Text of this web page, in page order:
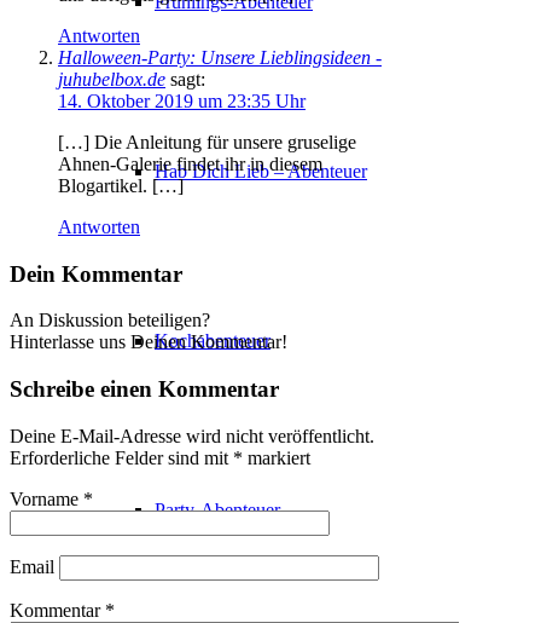
Hab Dich Lieb – Abenteuer
Kochabenteuer
Party-Abenteuer
Antworten
Halloween-Party: Unsere Lieblingsideen -
juhubelbox.de sagt:
14. Oktober 2019 um 23:35 Uhr
[…] Die Anleitung für unsere gruselige
Ahnen-Galerie findet ihr in diesem
Blogartikel. […]
Antworten
Dein Kommentar
An Diskussion beteiligen?
Hinterlasse uns Deinen Kommentar!
Schreibe einen Kommentar
Deine E-Mail-Adresse wird nicht veröffentlicht.
Erforderliche Felder sind mit * markiert
Vorname *
Email
Kommentar *